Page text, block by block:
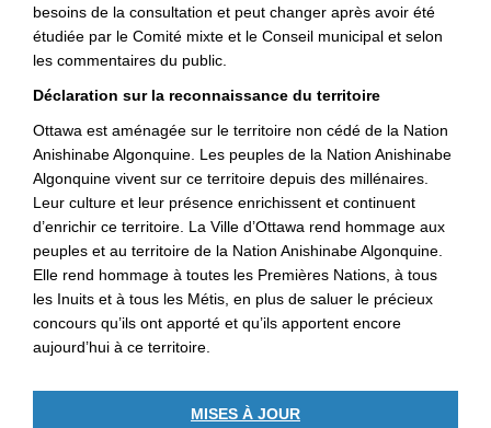
besoins de la consultation et peut changer après avoir été
étudiée par le Comité mixte et le Conseil municipal et selon
les commentaires du public.
Déclaration sur la reconnaissance du territoire
Ottawa est aménagée sur le territoire non cédé de la Nation
Anishinabe Algonquine. Les peuples de la Nation Anishinabe
Algonquine vivent sur ce territoire depuis des millénaires.
Leur culture et leur présence enrichissent et continuent
d’enrichir ce territoire. La Ville d’Ottawa rend hommage aux
peuples et au territoire de la Nation Anishinabe Algonquine.
Elle rend hommage à toutes les Premières Nations, à tous
les Inuits et à tous les Métis, en plus de saluer le précieux
concours qu’ils ont apporté et qu’ils apportent encore
aujourd’hui à ce territoire.
MISES À JOUR